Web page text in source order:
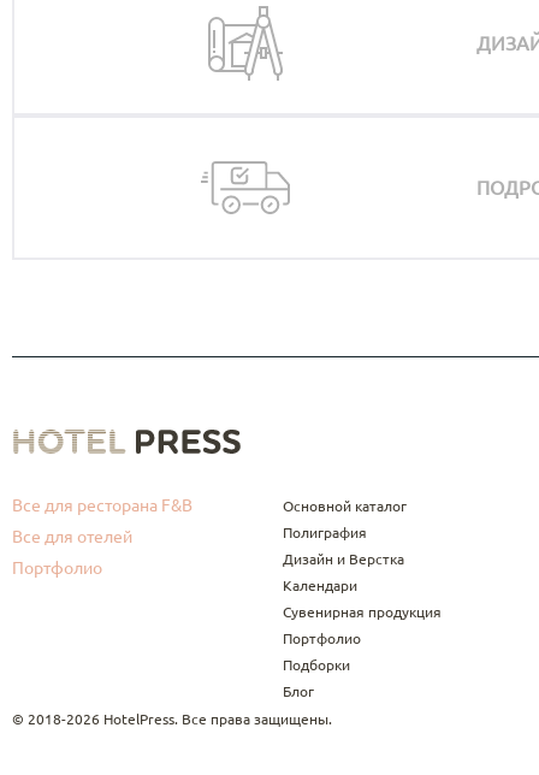
Все для ресторана F&B
Все для отелей
Портфолио
Основной каталог
Полиграфия
Дизайн и Верстка
Календари
Сувенирная продукция
Портфолио
Подборки
Блог
© 2018-2026 HotelPress. Все права защищены.